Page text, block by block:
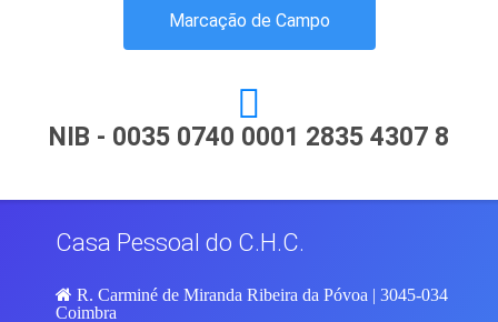
Marcação de Campo
NIB - 0035 0740 0001 2835 4307 8
Casa Pessoal do C.H.C.
R. Carminé de Miranda Ribeira da Póvoa | 3045-034
Coimbra